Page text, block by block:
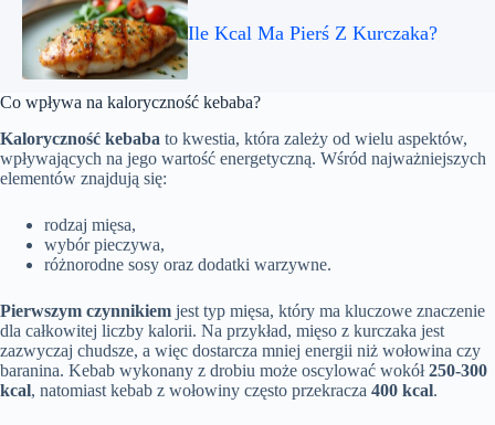
Ile Kcal Ma Pierś Z Kurczaka?
Co wpływa na kaloryczność kebaba?
Kaloryczność kebaba to kwestia, która zależy od wielu aspektów,
wpływających na jego wartość energetyczną. Wśród najważniejszych
elementów znajdują się:
rodzaj mięsa,
wybór pieczywa,
różnorodne sosy oraz dodatki warzywne.
Pierwszym czynnikiem jest typ mięsa, który ma kluczowe znaczenie
dla całkowitej liczby kalorii. Na przykład, mięso z kurczaka jest
zazwyczaj chudsze, a więc dostarcza mniej energii niż wołowina czy
baranina. Kebab wykonany z drobiu może oscylować wokół250-300
kcal, natomiast kebab z wołowiny często przekracza 400 kcal.